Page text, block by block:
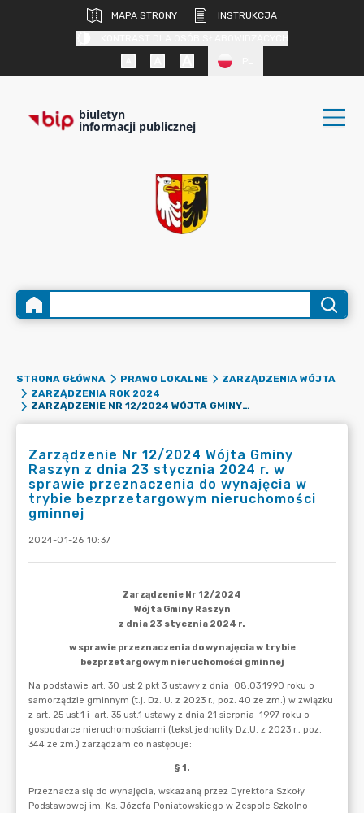
MAPA STRONY
INSTRUKCJA
biuletyn
informacji publicznej
STRONA GŁÓWNA PRAWO LOKALNE
ZARZĄDZENIA WÓJTA
ZARZĄDZENIA ROK 2024
ZARZĄDZENIE NR 12/2024 WÓJTA GMINY RASZYN Z DNIA 23 STYCZNIA 2024 R. W SPRAWIE PRZEZNACZENIA DO WYNAJĘCIA W TRYBIE BEZPRZETARGOWYM NIERUCHOMOŚCI GMINNEJ
Zarządzenie Nr 12/2024 Wójta Gminy
Raszyn z dnia 23 stycznia 2024 r. w
sprawie przeznaczenia do wynajęcia w
trybie bezprzetargowym nieruchomości
gminnej
2024-01-26 10:37